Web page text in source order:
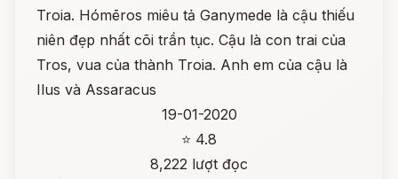
Troia. Hómēros miêu tả Ganymede là cậu thiếu
niên đẹp nhất cõi trần tục. Cậu là con trai của
Tros, vua của thành Troia. Anh em của cậu là
Ilus và Assaracus
19-01-2020
⭐ 4.8
8,222 lượt đọc